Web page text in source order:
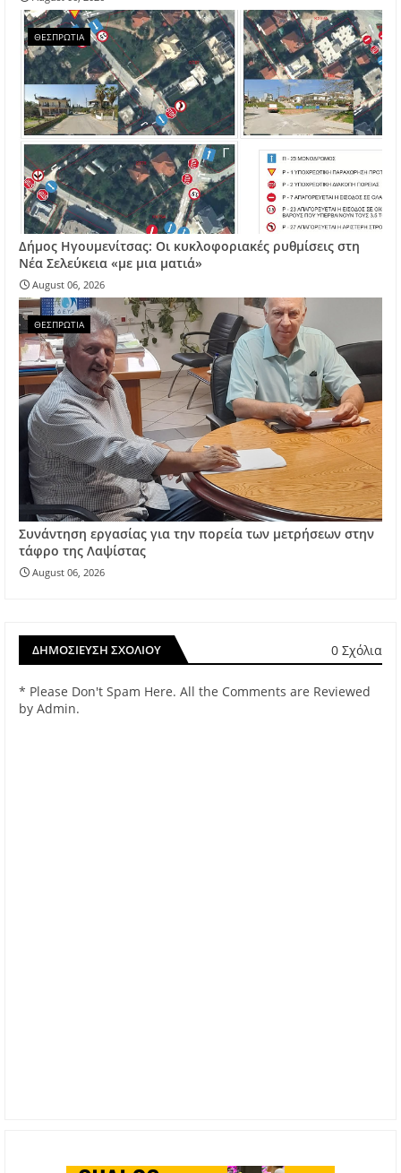
ΘΕΣΠΡΩΤΙΑ
Δήμος Ηγουμενίτσας: Οι κυκλοφοριακές ρυθμίσεις στη
Νέα Σελεύκεια «με μια ματιά»
August 06, 2026
ΘΕΣΠΡΩΤΙΑ
Συνάντηση εργασίας για την πορεία των μετρήσεων στην
τάφρο της Λαψίστας
August 06, 2026
ΔΗΜΟΣΊΕΥΣΗ ΣΧΟΛΊΟΥ 0 Σχόλια
* Please Don't Spam Here. All the Comments are Reviewed
by Admin.